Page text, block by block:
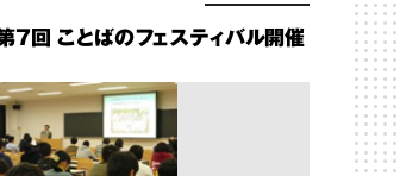
回 ことばのフェスティバル開催